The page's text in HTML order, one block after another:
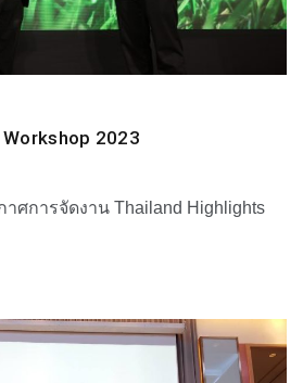
2023
ศการจัดงาน Thailand Highlights